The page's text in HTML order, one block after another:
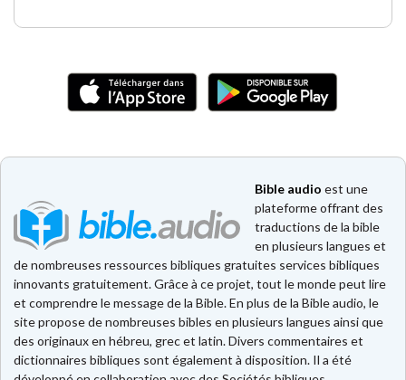
Bible audio est une
plateforme offrant des
traductions de la bible
en plusieurs langues et
de nombreuses ressources bibliques gratuites services bibliques
innovants gratuitement. Grâce à ce projet, tout le monde peut lire
et comprendre le message de la Bible. En plus de la Bible audio, le
site propose de nombreuses bibles en plusieurs langues ainsi que
des originaux en hébreu, grec et latin. Divers commentaires et
dictionnaires bibliques sont également à disposition. Il a été